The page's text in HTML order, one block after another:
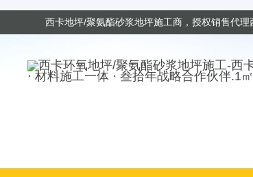
西卡地坪/聚氨酯砂浆地坪施工商，授权销售代
· 材料施工一体 · 叁拾年战略合作伙伴.1